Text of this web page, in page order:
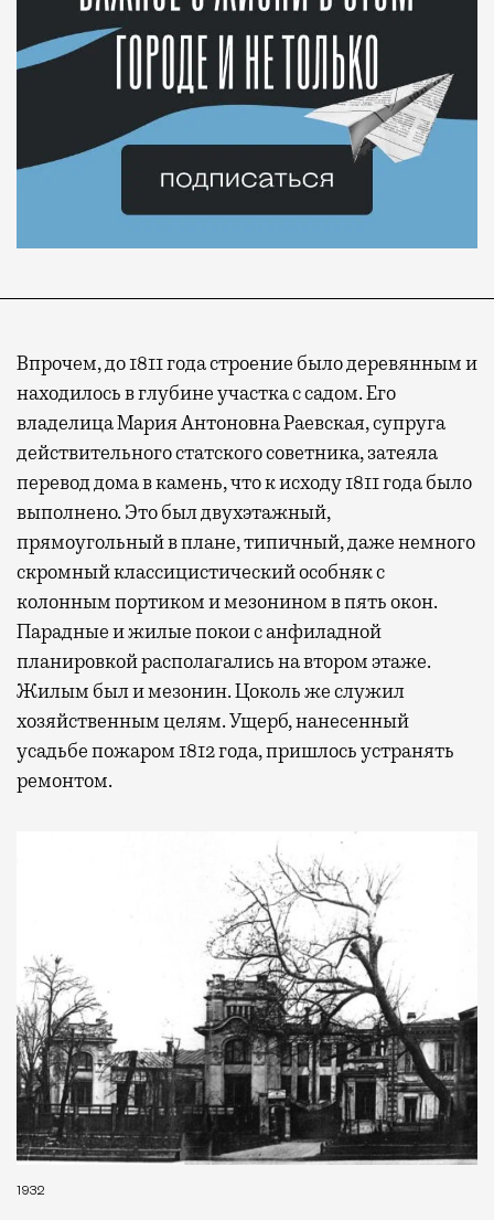
Впрочем, до 1811 года строение было деревянным и
находилось в глубине участка с садом. Его
владелица Мария Антоновна Раевская, супруга
действительного статского советника, затеяла
перевод дома в камень, что к исходу 1811 года было
выполнено. Это был двухэтажный,
прямоугольный в плане, типичный, даже немного
скромный классицистический особняк с
колонным портиком и мезонином в пять окон.
Парадные и жилые покои с анфиладной
планировкой располагались на втором этаже.
Жилым был и мезонин. Цоколь же служил
хозяйственным целям. Ущерб, нанесенный
усадьбе пожаром 1812 года, пришлось устранять
ремонтом.
1932